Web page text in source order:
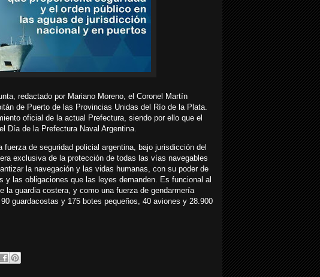
redactado por Mariano Moreno, el Coronel Martín
de Puerto de las Provincias Unidas del Río de la Plata.
oficial de la actual Prefectura, siendo por ello que el
Día de la Prefectura Naval Argentina.
de seguridad policial argentina, bajo jurisdicción del
exclusiva de la protección de todas las vías navegables
la navegación y las vidas humanas, con su poder de
las obligaciones que las leyes demanden. Es funcional al
la guardia costera, y como una fuerza de gendarmería
guardacostas y 175 botes pequeños, 40 aviones y 28.900